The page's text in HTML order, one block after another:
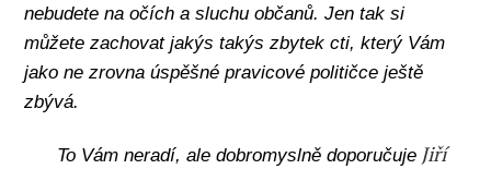
nebudete na očích a sluchu občanů. Jen tak si
můžete zachovat jakýs takýs zbytek cti, který Vám
jako ne zrovna úspěšné pravicové političce ještě
zbývá.
To Vám neradí, ale dobromyslně doporučuje Jiří